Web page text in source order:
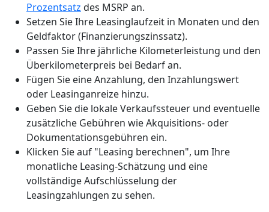
Prozentsatz des MSRP an.
Setzen Sie Ihre Leasinglaufzeit in Monaten und den
Geldfaktor (Finanzierungszinssatz).
Passen Sie Ihre jährliche Kilometerleistung und den
Überkilometerpreis bei Bedarf an.
Fügen Sie eine Anzahlung, den Inzahlungswert
oder Leasinganreize hinzu.
Geben Sie die lokale Verkaufssteuer und eventuelle
zusätzliche Gebühren wie Akquisitions- oder
Dokumentationsgebühren ein.
Klicken Sie auf "Leasing berechnen", um Ihre
monatliche Leasing-Schätzung und eine
vollständige Aufschlüsselung der
Leasingzahlungen zu sehen.